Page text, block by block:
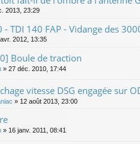
2013, 23:29
- TDI 140 FAP - Vidange des
2012, 13:35
Boule de traction
» 27 déc. 2010, 17:44
vitesse DSG engagée sur
» 12 août 2013, 23:00
» 16 janv. 2011, 08:41